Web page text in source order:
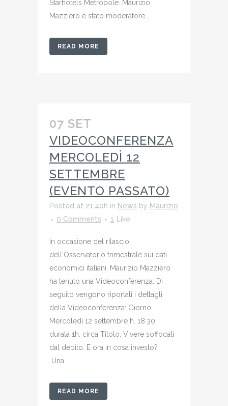
Starhotels Metropole. Maurizio
Mazziero è stato moderatore...
READ MORE
07 SET
VIDEOCONFERENZA
MERCOLEDÌ 12
SETTEMBRE
(EVENTO PASSATO)
Posted at 21:40h in News by Maurizio
0 Comments
1 Like
In occasione del rilascio
dell'Osservatorio trimestrale sui dati
economici italiani, Maurizio Mazziero
ha tenuto una Videoconferenza. Di
seguito vengono riportati i dettagli
della Videoconferenza: Giorno:
Mercoledì 12 settembre h. 18.30,
durata 1h. circa Titolo: Vivere soffocati
dal debito. E ora in cosa investo?
Una...
READ MORE